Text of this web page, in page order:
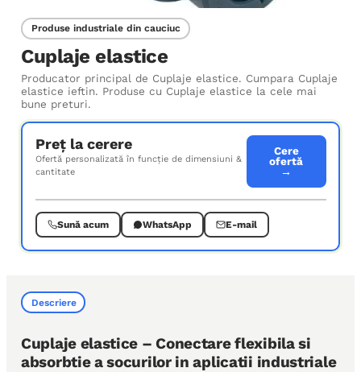
Produse industriale din cauciuc
Cuplaje elastice
Producator principal de Cuplaje elastice. Cumpara Cuplaje
elastice ieftin. Produse cu Cuplaje elastice la cele mai
bune preturi.
Preț la cerere
Ofertă personalizată în funcție de dimensiuni &
cantitate
Cere
ofertă
→
Sună acum WhatsApp E-mail
Descriere
Cuplaje elastice – Conectare flexibila si
absorbtie a socurilor in aplicatii industriale